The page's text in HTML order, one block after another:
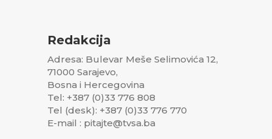
Redakcija
Adresa: Bulevar Meše Selimovića 12,
71000 Sarajevo,
Bosna i Hercegovina
Tel: +387 (0)33 776 808
Tel (desk): +387 (0)33 776 770
E-mail : pitajte@tvsa.ba